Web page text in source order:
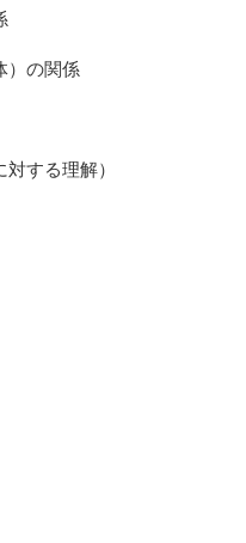
）の関係
する理解）